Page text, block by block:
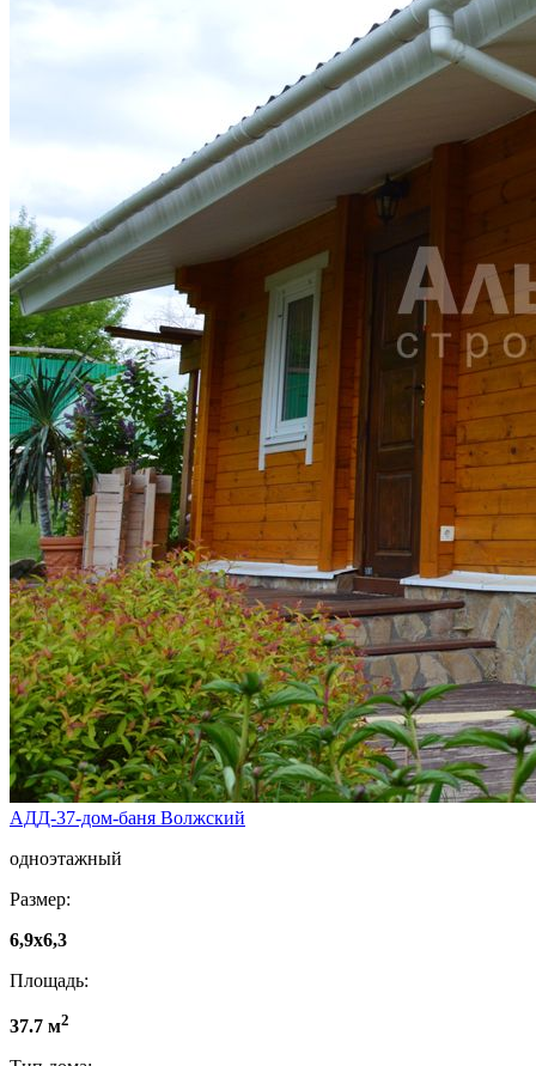
АДД-37-дом-баня Волжский
одноэтажный
Размер:
6,9х6,3
Площадь:
37.7 м2